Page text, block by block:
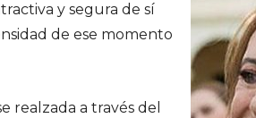
y segura de sí
de ese momento
realzada a través del